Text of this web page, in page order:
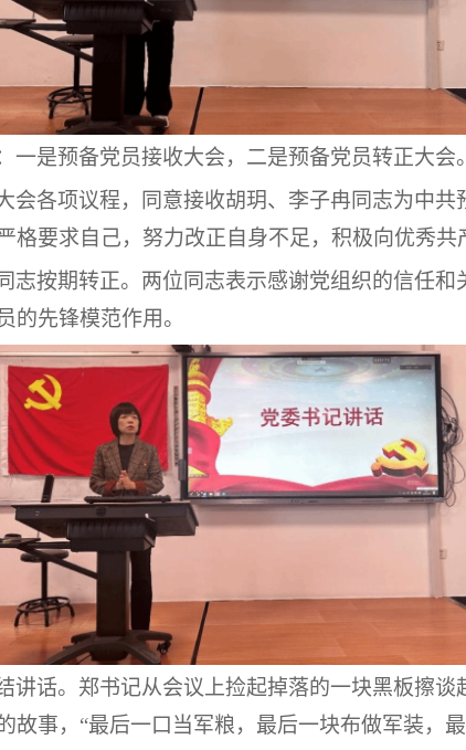
一是预备党员接收大会，二是预备党员转正大会。
会各项议程，同意接收胡玥、李子冉同志为中
格要求自己，努力改正自身不足，积极向优秀共
志按期转正。两位同志表示感谢党组织的信任
的先锋模范作用。
讲话。郑书记从会议上捡起掉落的一块黑板擦
故事，“最后一口当军粮，最后一块布做军装，